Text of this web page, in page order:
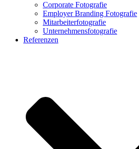
Corporate Fotografie
Employer Branding Fotografie
Mitarbeiterfotografie
Unternehmensfotografie
Referenzen